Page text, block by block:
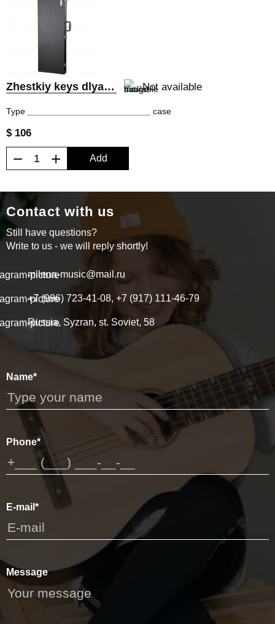
Zhestkiy keys dlya elektrogitar Not available
Type case
$ 106
− + Add
Contact with us
Still have questions?
Write to us - we will reply shortly!
milena-music@mail.ru
+7 (996) 723-41-08, +7 (917) 111-46-79
Russia, Syzran, st. Soviet, 58
Name*
Phone*
E-mail*
Message